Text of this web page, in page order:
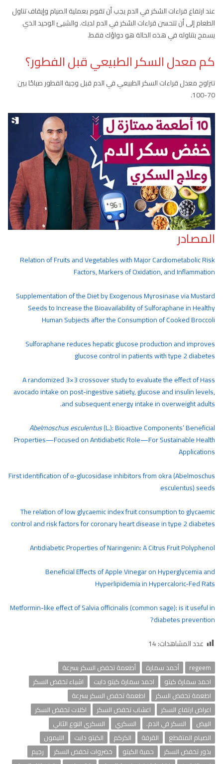
عند ارتفاع قراءات السُكر في الدم يجب أن تقوم بعملية الصيام وإيقاف تناول
الطعام إلى أن تتحسن قراءات السُكر في الدم لديك. والشيئ الوحيد الذي
يسمح بتناوله في هذه الحالة هو دواؤك فقط.
كم معدل السكر الطبيعي قبل الفطور؟
تتراوح معدل قراءات السكر الطبيعي في الدم قبل وجبة الفطور صباحًا بين
70-100.
المصادر
Relation of Fruits and Vegetables with Major Cardiometabolic Risk
Factors, Markers of Oxidation, and Inflammation
Supplementation of the Diet by Exogenous Myrosinase via Mustard
Seeds to Increase the Bioavailability of Sulforaphane in Healthy
Human Subjects after the Consumption of Cooked Broccoli
Sulforaphane reduces hepatic glucose production and improves
glucose control in patients with type 2 diabetes
A randomized 3×3 crossover study to evaluate the effect of Hass
avocado intake on post-ingestive satiety, glucose and insulin levels,
and subsequent energy intake in overweight adults
.
Abelmoschus esculentus(L.): Bioactive Components’ Beneficial
Properties—Focused on Antidiabetic Role—For Sustainable Health
Applications
First identification of α-glucosidase inhibitors from okra (Abelmoschus
esculentus) seeds
The relation of low glycaemic index fruit consumption to glycaemic
control and risk factors for coronary heart disease in type 2 diabetes
Antidiabetic Properties of Naringenin: A Citrus Fruit Polyphenol
Beneficial Effects of Apple Vinegar on Hyperglycemia and
Hyperlipidemia in Hypercaloric-Fed Rats
Metformin-like effect of Salvia officinalis (common sage): is it useful in
diabetes prevention?
عدد المشاهدات:14
regeem أحمد سمارة
أطعمة تخفض السكر بسرعة
احمد سمارة كيتو
احمد سمارة كيتو دايت
اشياء تخفض السكر
اطعمة تخفض السكر
اطعمة تخفض السكر بسرعة
اعراض ارتفاع السكر
اعشاب تخفض السكر
اكلات تخفض السكر
البيض
السكر في الدم. السكري
السكري النوع الثاني
الصيام المتقطع
القرفة الكركم الكيتو دايت
الليمون
بذور تخفض السكر
حمية الكيتو خضروات تخفض السكر
رجيم